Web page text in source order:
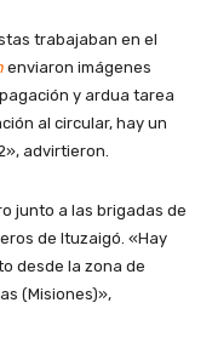
trabajaban en el
enviaron imágenes
y ardua tarea
al circular, hay un
advirtieron.
junto a las brigadas de
de Ituzaigó. «Hay
desde la zona de
(Misiones)»,